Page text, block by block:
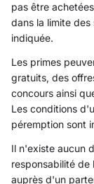
pas être
dans la limite
indiquée.
Les primes
gratuits, des
concours ainsi
Les conditions
péremption sont
Il n'existe aucun
responsabilité
auprès d'un